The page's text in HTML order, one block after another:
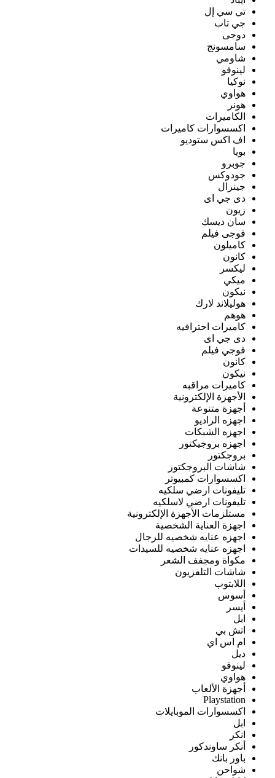
تي سي إل
جي تاب
دوجى
سامسونج
شاومي
لينوفو
نوكيا
هواوي
هونر
الكاميرات
اكسسوارات كاميرات
اف اكس ستوديو
بويا
جوبرو
جودوكس
جينرال
دى جي اى
زيون
سان ديسك
فوجى فيلم
كاميلون
كانون
ليكسر
ميكي
نيكون
هوليلاند لارك
هوهم
كاميرات احترافيه
دى جي اى
فوجي فيلم
كانون
نيكون
كاميرات مراقبه
الأجهزة الإلكترونية
أجهزة متنوعة
اجهزه الراديو
اجهزه الشبكات
اجهزه بروجيكتور
بروجكتور
شاشات البروجكتور
اكسسوارات كمبيوتر
تليفونات ارضي سلكيه
تليفونات ارضي لاسلكيه
مستلزمات الأجهزة الإلكترونية
اجهزة العناية الشخصية
اجهزه عنايه شخصيه للرجال
اجهزه عنايه شخصيه للسيدات
مكواة ومجفف الشعر
شاشات التلفزيون
اللابتوب
أسوس
أيسر
ابل
اتش بي
ام اس اي
ديل
لينوفو
هواوي
أجهزة الألعاب
Playstation
اكسسوارات الموبايلات
ابل
انكر
أنكر ساوندكور
باور بانك
شواحن